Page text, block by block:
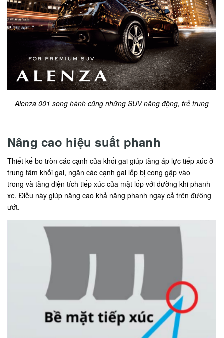
Alenza 001 song hành cũng những SUV năng động, trẻ trung
Nâng cao hiệu suất phanh
Thiết kế bo tròn các cạnh của khối gai giúp tăng áp lực tiếp xúc ở
trung tâm khối gai, ngăn các cạnh gai lốp bị cong gập vào
trong và tăng diện tích tiếp xúc của mặt lốp với đường khi phanh
xe. Điều này giúp nâng cao khả năng phanh ngay cả trên đường
ướt.